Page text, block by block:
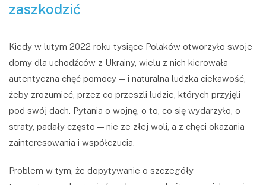
zaszkodzić
Kiedy w lutym 2022 roku tysiące Polaków otworzyło swoje
domy dla uchodźców z Ukrainy, wielu z nich kierowała
autentyczna chęć pomocy — i naturalna ludzka ciekawość,
żeby zrozumieć, przez co przeszli ludzie, których przyjęli
pod swój dach. Pytania o wojnę, o to, co się wydarzyło, o
straty, padały często — nie ze złej woli, a z chęci okazania
zainteresowania i współczucia.
Problem w tym, że dopytywanie o szczegóły